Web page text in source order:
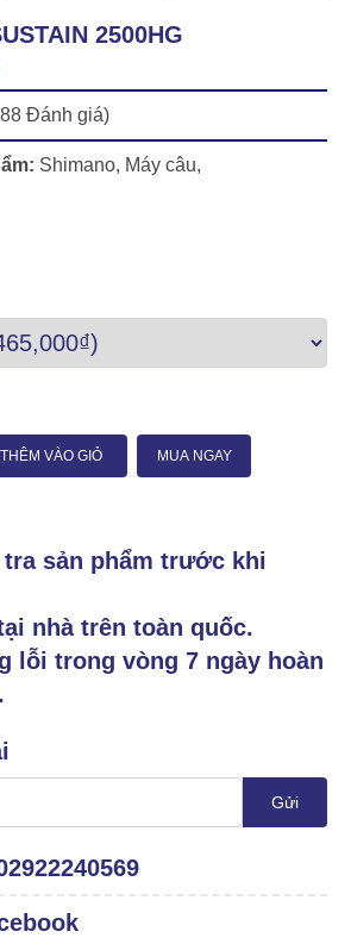
2500HG
Đánh giá)
Shimano, Máy câu,
THÊM VÀO GIỎ MUA NGAY
sản phẩm trước khi
nhà trên toàn quốc.
lỗi trong vòng 7 ngày hoàn
Gửi